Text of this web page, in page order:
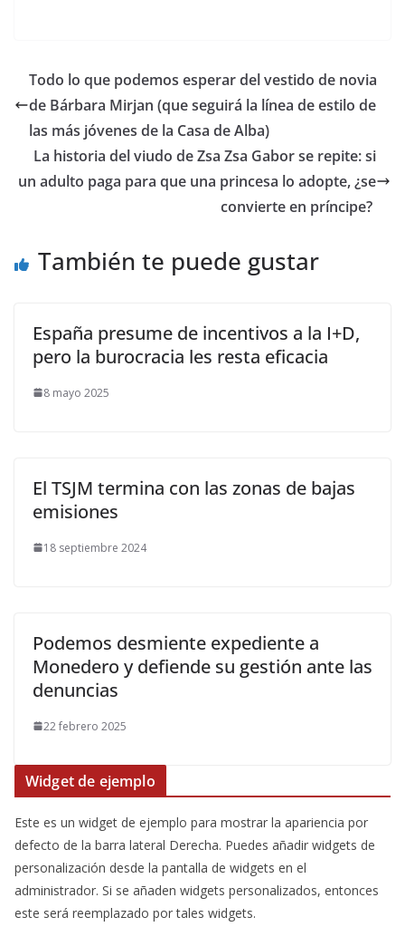
​Todo lo que podemos esperar del vestido de novia
de Bárbara Mirjan (que seguirá la línea de estilo de
las más jóvenes de la Casa de Alba)
​La historia del viudo de Zsa Zsa Gabor se repite: si
un adulto paga para que una princesa lo adopte, ¿se
convierte en príncipe?
También te puede gustar
España presume de incentivos a la I+D,
pero la burocracia les resta eficacia
8 mayo 2025
El TSJM termina con las zonas de bajas
emisiones
18 septiembre 2024
Podemos desmiente expediente a
Monedero y defiende su gestión ante las
denuncias
22 febrero 2025
Widget de ejemplo
Este es un widget de ejemplo para mostrar la apariencia por
defecto de la barra lateral Derecha. Puedes añadir widgets de
personalización desde la pantalla de widgets en el
administrador. Si se añaden widgets personalizados, entonces
este será reemplazado por tales widgets.